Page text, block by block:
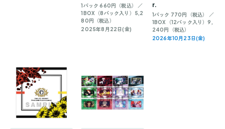
1パック 660円（税込） ／
1BOX（8パック入り）5,2
80円（税込）
2025年8月22日(金)
r.
1パック 770円（税込） ／
1BOX（12パック入り）9,
240円（税込）
2026年10月23日(金)